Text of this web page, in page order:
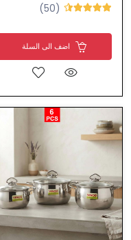
(50)
اضف الى السلة